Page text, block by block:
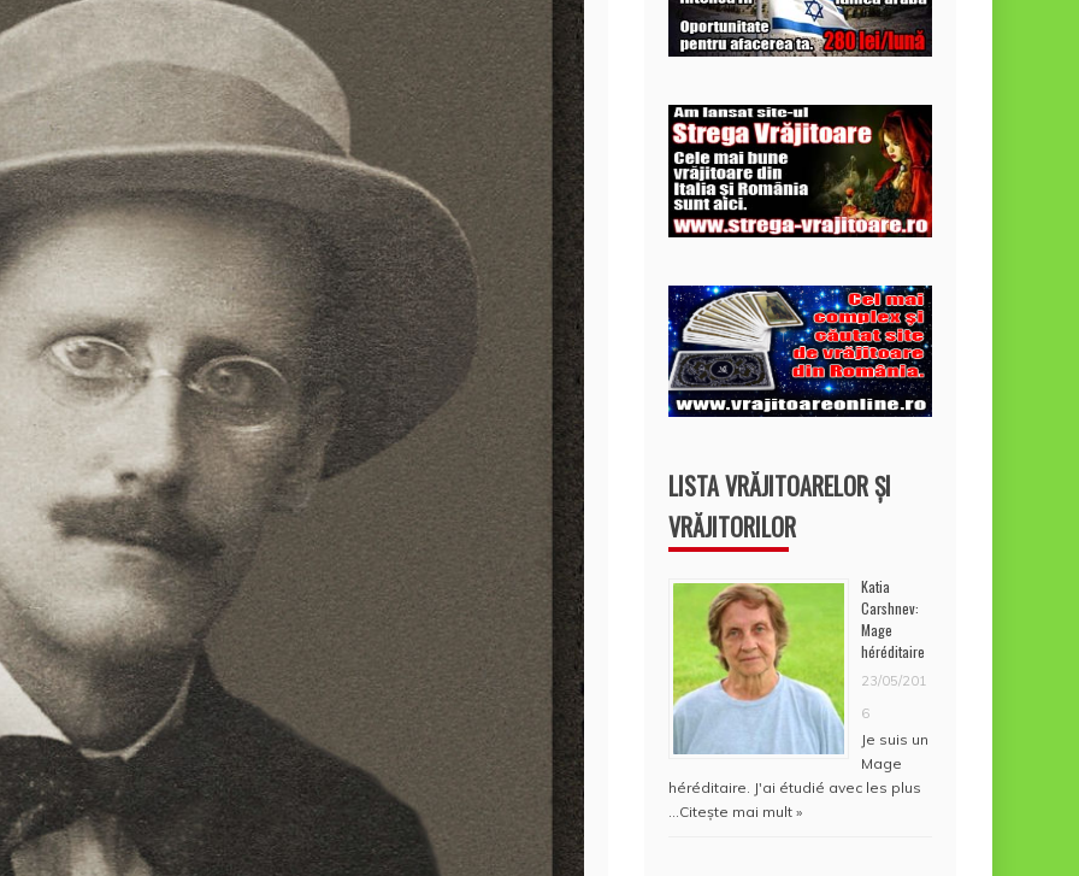
LISTA VRĂJITOARELOR ȘI
VRĂJITORILOR
Katia
Carshnev:
Mage
héréditaire
23/05/201
6
Je suis un
Mage
héréditaire. J'ai étudié avec les plus
Citește mai mult »